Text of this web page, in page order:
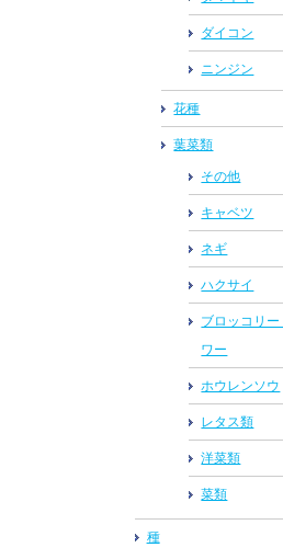
ダイコン
ニンジン
花種
葉菜類
その他
キャベツ
ネギ
ハクサイ
ブロッコリー
ワー
ホウレンソウ
レタス類
洋菜類
菜類
種